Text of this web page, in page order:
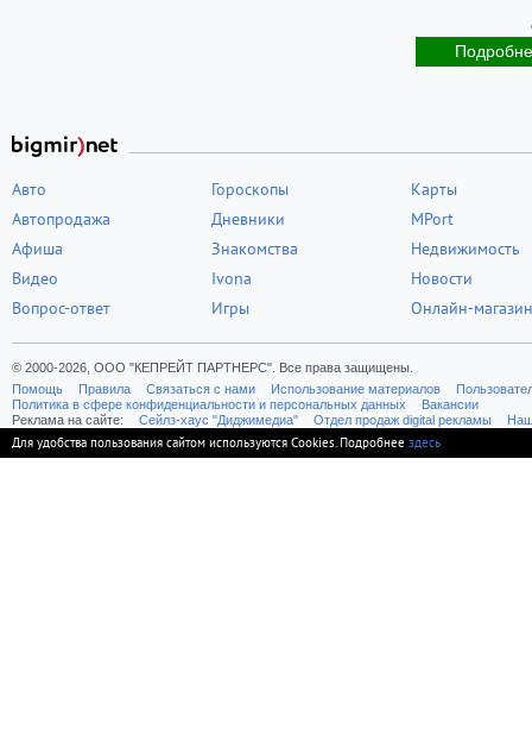
Авто
Автопродажа
Афиша
Видео
Вопрос-ответ
Гороскопы
Дневники
Знакомства
Ivona
Игры
Карты
MPort
Недвижимость
Новости
Онлайн-магазин
© 2000-2026, ООО "КЕПРЕЙТ ПАРТНЕРС". Все права защищены.
Помощь
Правила Связаться с нами Использование материалов
Политика в сфере конфиденциальности и персональных данных
Вакансии
Реклама на сайте:
Cейлз-хаус "Диджимедиа" Отдел продаж digital рекламы
Для удобства пользования сайтом используются Cookies. Подробнее здесь